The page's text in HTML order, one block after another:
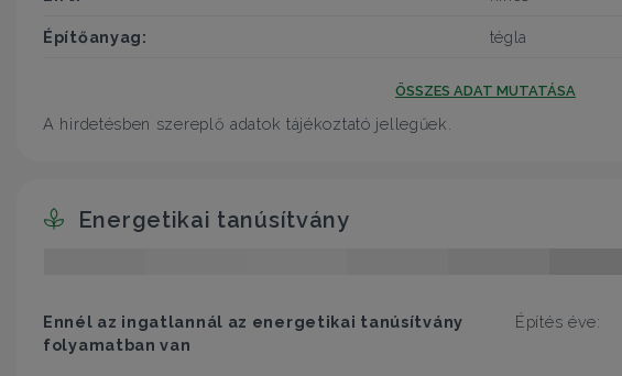
Építőanyag: tégla
ÖSSZES ADAT MUTATÁSA
A hirdetésben szereplő adatok tájékoztató jellegűek.
Energetikai tanúsítvány
Ennél az ingatlannál az energetikai tanúsítvány
folyamatban van
Építés éve: